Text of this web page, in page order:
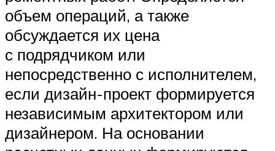
объем операций, а также
обсуждается их цена
с подрядчиком или
непосредственно с исполнителем,
если дизайн-проект формируется
независимым архитектором или
дизайнером. На основании